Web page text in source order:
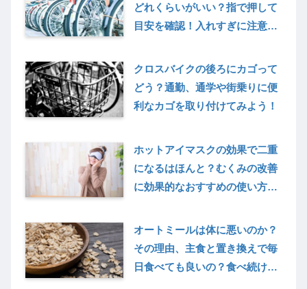
どれくらいがいい？指で押して
目安を確認！入れすぎに注意！
クロスバイクの後ろにカゴって
どう？通勤、通学や街乗りに便
利なカゴを取り付けてみよう！
ホットアイマスクの効果で二重
になるはほんと？むくみの改善
に効果的なおすすめの使い方や
オートミールは体に悪いのか？
その理由、主食と置き換えで毎
日食べても良いの？食べ続けた